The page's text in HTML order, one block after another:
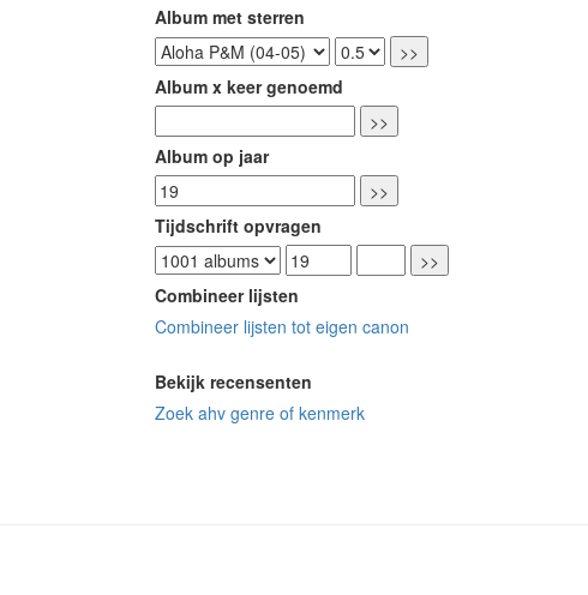
Album met sterren
Album x keer genoemd
Album op jaar
Tijdschrift opvragen
Combineer lijsten
Combineer lijsten tot eigen canon
Bekijk recensenten
Zoek ahv genre of kenmerk